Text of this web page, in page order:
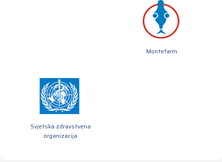
Montefarm
Svjetska zdravstvena
organizacija